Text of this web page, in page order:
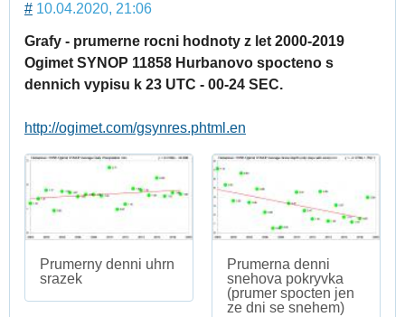
# 10.04.2020, 21:06
Grafy - prumerne rocni hodnoty z let 2000-2019
Ogimet SYNOP 11858 Hurbanovo spocteno s
dennich vypisu k 23 UTC - 00-24 SEC.
http://ogimet.com/gsynres.phtml.en
Prumerny denni uhrn
srazek
Prumerna denni
snehova pokryvka
(prumer spocten jen
ze dni se snehem)